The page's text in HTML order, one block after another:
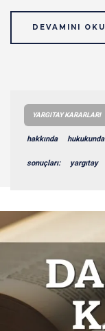
DEVAMINI OKU
YARGITAY KARARLARI
hakkında hukukunda
sonuçları: yargıtay